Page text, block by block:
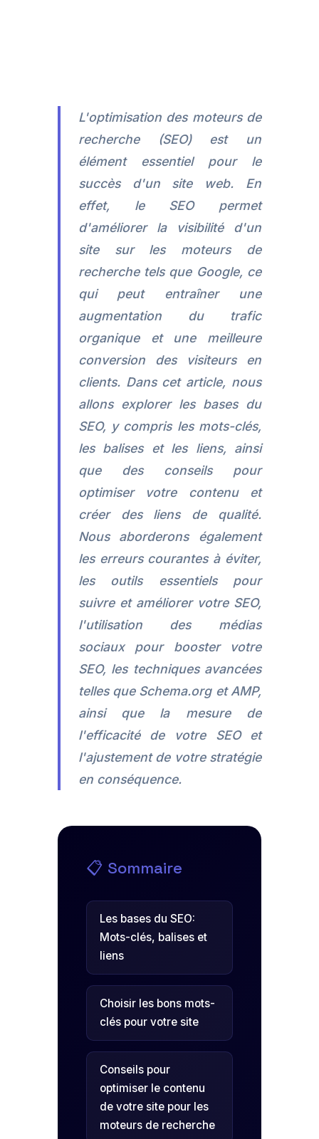
L'optimisation des moteurs de
recherche (SEO) est un
élément essentiel pour le
succès d'un site web. En
effet, le SEO permet
d'améliorer la visibilité d'un
site sur les moteurs de
recherche tels que Google, ce
qui peut entraîner une
augmentation du trafic
organique et une meilleure
conversion des visiteurs en
clients. Dans cet article, nous
allons explorer les bases du
SEO, y compris les mots-clés,
les balises et les liens, ainsi
que des conseils pour
optimiser votre contenu et
créer des liens de qualité.
Nous aborderons également
les erreurs courantes à éviter,
les outils essentiels pour
suivre et améliorer votre SEO,
l'utilisation des médias
sociaux pour booster votre
SEO, les techniques avancées
telles que Schema.org et AMP,
ainsi que la mesure de
l'efficacité de votre SEO et
l'ajustement de votre stratégie
en conséquence.
📋 Sommaire
Les bases du SEO:
Mots-clés, balises et
liens
Choisir les bons mots-
clés pour votre site
Conseils pour
optimiser le contenu
de votre site pour les
moteurs de recherche